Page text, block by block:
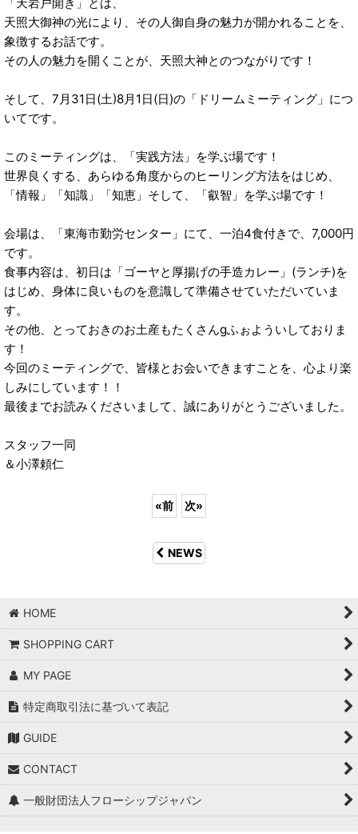
天照大御神の光により、その人御自身の魅力が開かれることを、
象徴するお話です。
その人の魅力を開くことが、天照大神とのつながりです！
そして、7月31日(土)8月1日(日)の「ドリームミーティング」につ
いてです。
このミーティングは、「実践方法」を学ぶ場です！
世界良くする、あらゆる角度からのヒーリング方法をはじめ、
「情報」「知識」「知恵」そして、「叡智」を学ぶ場です！
会場は、「東海市勤労センター」にて、一泊4食付きで、7,000円
です。
食事内容は、初日は「ゴーヤと厚揚げの手造カレー」(ランチ)を
はじめ、身体に良いものを意識して準備させていただいていま
す。
その他、とっておきのお土産もたくさんgふぉよういしておりま
す！
今回のミーティングで、皆様とお会いできますことを、心より楽
しみにしています！！
最後までお読みくださいまして、誠にありがとうございました。
スタッフ一同
＆小澤頼仁
«前 次»
NEWS
HOME
SHOPPING CART
MY PAGE
特定商取引法に基づいて表記
GUIDE
CONTACT
一般財団法人フローシップジャパン